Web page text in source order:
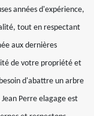
années d'expérience,
tout en respectant
aux dernières
de votre propriété et
d'abattre un arbre
Perre elagage est